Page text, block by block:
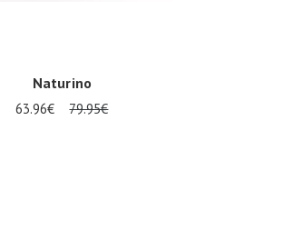
Naturino
63.96€ 79.95€